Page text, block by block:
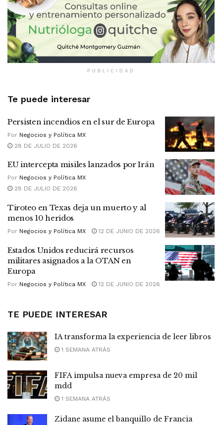
PUBLICIDAD
Te puede interesar
Persisten incendios en el sur de Europa
Por Negocios y Política MX
28 DE JULIO DE 2026
EU intercepta misiles lanzados por Irán
Por Negocios y Política MX
28 DE JULIO DE 2026
Tiroteo en Texas deja un muerto y al
menos 10 heridos
Por Negocios y Política MX 12 DE JUNIO DE 2026
Estados Unidos reducirá recursos
militares asignados a la OTAN en
Europa
Por Negocios y Política MX 12 DE JUNIO DE 2026
TE PUEDE INTERESAR
IA transforma la experiencia de leer libros
1 SEMANA ATRÁS
FIFA impulsa nueva empresa de 20 mil
mdd
1 SEMANA ATRÁS
Zidane asume el banquillo de Francia